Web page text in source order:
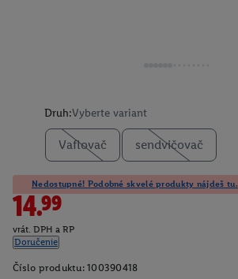
Druh:Vyberte variant
Vaflovač sendvičovač
Nedostupné! Podobné skvelé produkty nájdeš tu.
14.99
vrát. DPH a RP
Doručenie
Číslo produktu: 100390418